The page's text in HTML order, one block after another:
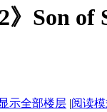
》Son
显示全部楼层 |阅读